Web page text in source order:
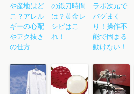
や産地はど
こ？アレル
ギーの心配
やアク抜き
の仕方
の鍛刀時間
は？黄金レ
シピはこ
れ！
ラボ次元で
バグまく
り！操作不
能で固まる
動けない！